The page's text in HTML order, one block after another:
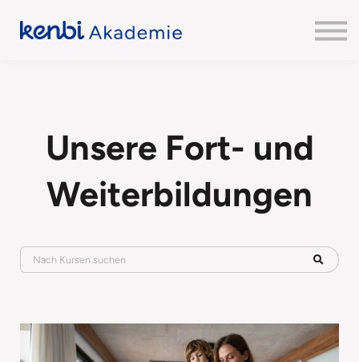
Unsere Fort- und
Weiterbildungen